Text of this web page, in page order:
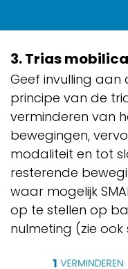
3. Trias
Geef invulling aan
principe van de
verminderen van
bewegingen,
modaliteit en tot
resterende
waar mogelijk
op te stellen op
nulmeting (zie ook